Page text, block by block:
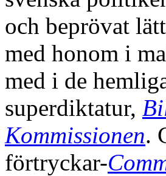
och beprövat
med honom i
med i de
superdiktatur,
Kommissionen.
förtryckar-